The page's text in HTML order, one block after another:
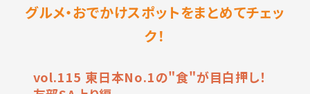
グルメ・おでかけスポットをまとめてチェッ
ク！
vol.115 東日本No.1の"食"が目白押し！